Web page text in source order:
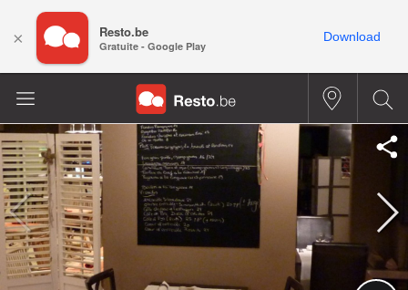
× Resto.be
Gratuite - Google Play
Download